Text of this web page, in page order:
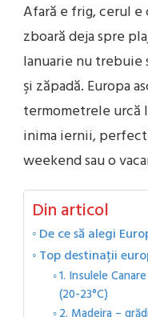
Afară e frig, cerul e
zboară deja spre
Ianuarie nu trebuie
şi zăpadă. Europa
termometrele urcă
inima iernii,
weekend sau o
Din articol
De ce să alegi
Top destinații
1. Insulele
(20-23°C)